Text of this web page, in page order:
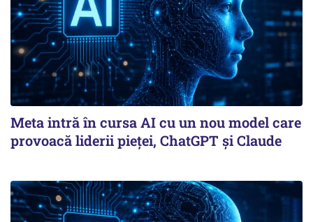
Meta intră în cursa AI cu un nou model care
provoacă liderii pieței, ChatGPT și Claude